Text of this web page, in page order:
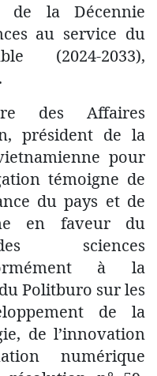
la Décennie
au service du
(2024-2033),
des Affaires
président de la
pour
témoigne de
du pays et de
en faveur du
sciences
à la
Politburo sur les
de la
de l’innovation
numérique